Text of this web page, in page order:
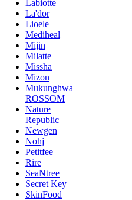
Labiotte
La'dor
Lioele
Mediheal
Mijin
Milatte
Missha
Mizon
Mukunghwa
ROSSOM
Nature
Republic
Newgen
Nohj
Petitfee
Rire
SeaNtree
Secret Key
SkinFood